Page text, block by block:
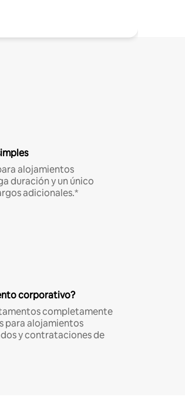
alojamientos
duración y un único
adicionales.*
corporativo?
completamente
para alojamientos
y contrataciones de